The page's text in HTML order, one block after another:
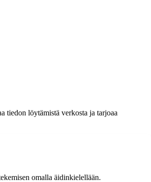
tiedon löytämistä verkosta ja tarjoaa
omalla äidinkielellään.